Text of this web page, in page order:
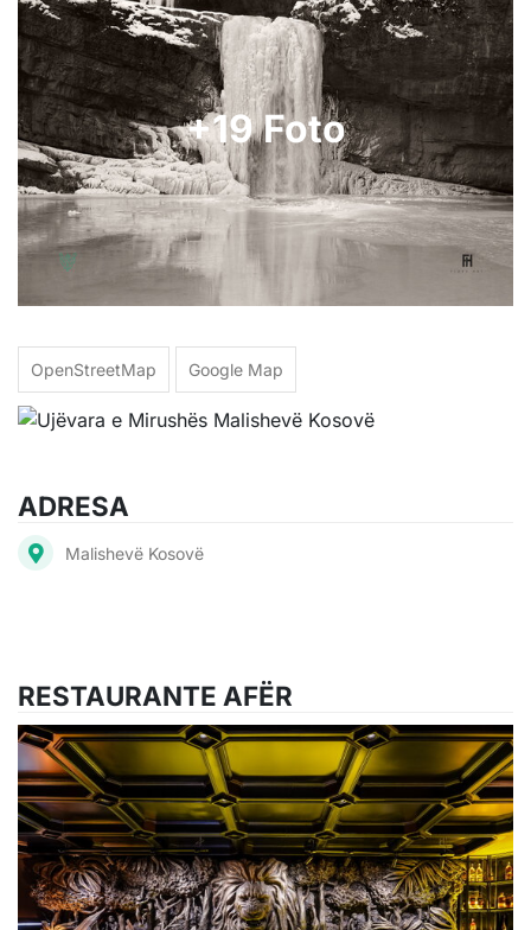
+19 Foto
OpenStreetMap Google Map
ADRESA
Malishevë Kosovë
RESTAURANTE AFËR